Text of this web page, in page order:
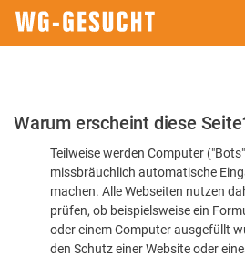
Bitte
dass
Warum erscheint diese
Teilweise werden Computer
missbräuchlich automatische
machen. Alle Webseiten nutzen
prüfen, ob beispielsweise ein
oder einem Computer ausgefüllt
den Schutz einer Website oder